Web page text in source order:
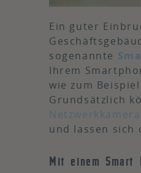
Ein guter
sogenannte
Ihrem
wie zum
Grundsätzlich
Netzwerkkamera
und lassen sich
Mit einem Smart